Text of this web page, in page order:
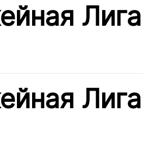
Лига
Лига